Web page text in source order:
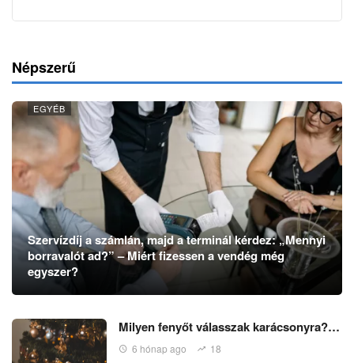
Népszerű
EGYÉB
Szervízdíj a számlán, majd a terminál kérdez: „Mennyi
borravalót ad?” – Miért fizessen a vendég még
egyszer?
Milyen fenyőt válasszak karácsonyra?…
6 hónap ago 18